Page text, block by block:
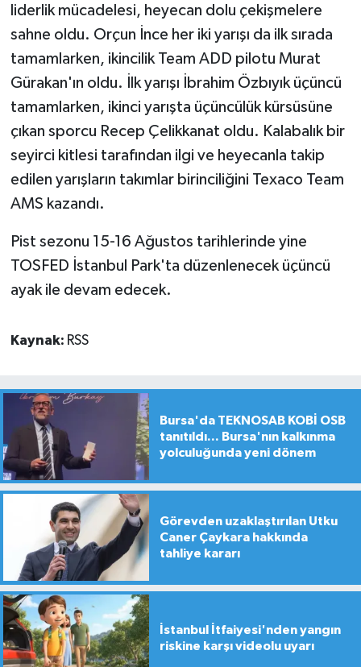
liderlik mücadelesi, heyecan dolu çekişmelere
sahne oldu. Orçun İnce her iki yarışı da ilk sırada
tamamlarken, ikincilik Team ADD pilotu Murat
Gürakan'ın oldu. İlk yarışı İbrahim Özbıyık üçüncü
tamamlarken, ikinci yarışta üçüncülük kürsüsüne
çıkan sporcu Recep Çelikkanat oldu. Kalabalık bir
seyirci kitlesi tarafından ilgi ve heyecanla takip
edilen yarışların takımlar birinciliğini Texaco Team
AMS kazandı.
Pist sezonu 15-16 Ağustos tarihlerinde yine
TOSFED İstanbul Park'ta düzenlenecek üçüncü
ayak ile devam edecek.
Kaynak: RSS
Bursa'da TEKNOSAB KOBİ OSB
tanıtıldı... Bursa'nın kalkınma
yolculuğunda yeni dönem
Görevden uzaklaştırılan Utku
Caner Çaykara hakkında
tahliye kararı
İstanbul İtfaiyesi'nden yangın
riskine karşı videolu uyarı